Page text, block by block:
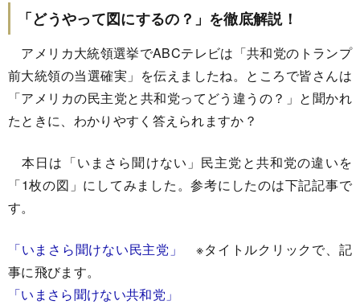
「どうやって図にするの？」を徹底解説！
アメリカ大統領選挙でABCテレビは「共和党のトランプ
前大統領の当選確実」を伝えましたね。ところで皆さんは
「アメリカの民主党と共和党ってどう違うの？」と聞かれ
たときに、わかりやすく答えられますか？
本日は「いまさら聞けない」民主党と共和党の違いを
「1枚の図」にしてみました。参考にしたのは下記記事で
す。
「いまさら聞けない民主党」
※タイトルクリックで、記
事に飛びます。
「いまさら聞けない共和党」